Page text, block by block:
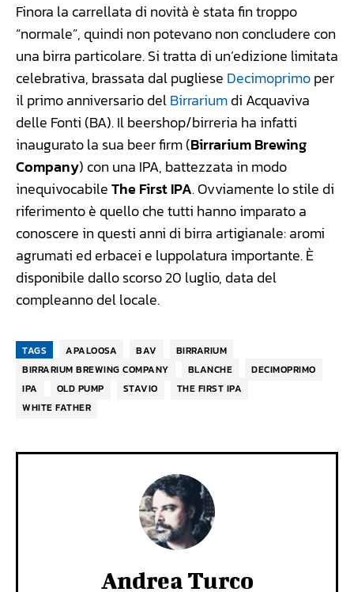
Finora la carrellata di novità è stata fin troppo
“normale”, quindi non potevano non concludere con
una birra particolare. Si tratta di un’edizione limitata
celebrativa, brassata dal pugliese Decimoprimoper
il primo anniversario delBirrariumdi Acquaviva
delle Fonti (BA). Il beershop/birreria ha infatti
inaugurato la sua beer firm (Birrarium Brewing
Company) con una IPA, battezzata in modo
inequivocabileThe First IPA. Ovviamente lo stile di
riferimento è quello che tutti hanno imparato a
conoscere in questi anni di birra artigianale: aromi
agrumati ed erbacei e luppolatura importante. È
disponibile dallo scorso 20 luglio, data del
compleanno del locale.
TAGS APALOOSA BAV
BIRRARIUM
BIRRARIUM BREWING COMPANY
BLANCHE
DECIMOPRIMO
IPA
OLD PUMP STAVIO
THE FIRST IPA
WHITE FATHER
Andrea Turco